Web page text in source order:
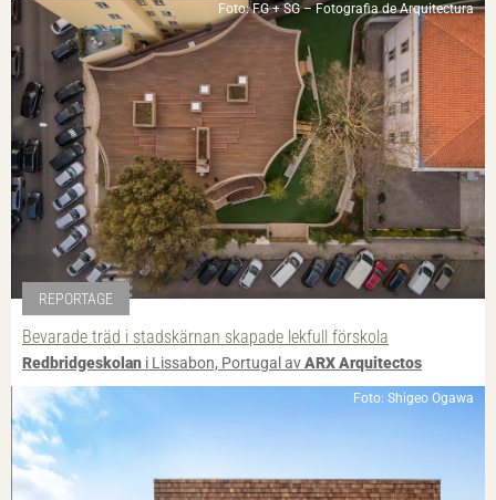
Foto: FG + SG – Fotografia de Arquitectura
REPORTAGE
Bevarade träd i stadskärnan skapade lekfull förskola
Redbridgeskolan i Lissabon, Portugal avARX Arquitectos
Foto: Shigeo Ogawa